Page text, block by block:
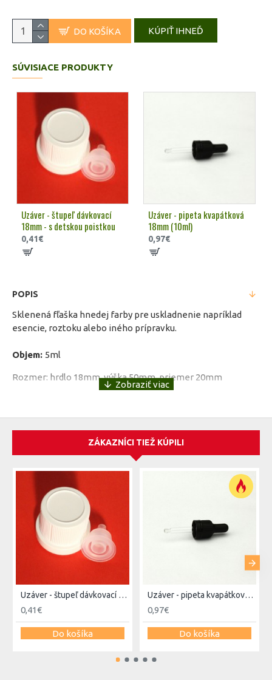
DO KOŠÍKA KÚPIŤ IHNEĎ
SÚVISIACE PRODUKTY
Uzáver - štupeľ dávkovací
18mm - s detskou poistkou
0,41€
Uzáver - pipeta kvapátková
18mm (10ml)
0,97€
POPIS
Sklenená fľaška hnedej farby pre uskladnenie napríklad
esencie, roztoku alebo iného prípravku.
Objem: 5ml
Rozmer: hrdlo 18mm, výška 50mm, priemer 20mm
ZÁKAZNÍCI TIEŽ KÚPILI
Uzáver - štupeľ dávkovací 18mm - s detskou poistkou
0,41€
Do košíka
Uzáver - pipeta kvapátková 18mm (10ml)
0,97€
Do košíka